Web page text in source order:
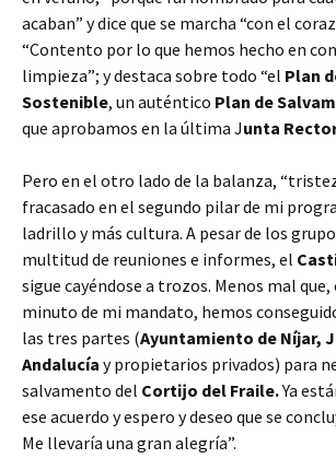
acaban” y dice que se marcha “con el
“Contento por lo que hemos hecho en
limpieza”; y destaca sobre todo “el Plan
Sostenible, un auténtico Plan de
que aprobamos en la última Junta
Pero en el otro lado de la balanza,
fracasado en el segundo pilar de mi
ladrillo y más cultura. A pesar de los
multitud de reuniones e informes, el
sigue cayéndose a trozos. Menos mal
minuto de mi mandato, hemos
las tres partes (Ayuntamiento de Níjar,
Andalucía y propietarios privados) para
salvamento del Cortĳo del Fraile.Ya
ese acuerdo y espero y deseo que se
Me llevaría una gran alegría”.